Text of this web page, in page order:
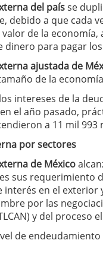
del paísse
debido a que cada
de la
dinero para pagar
ajustada de
de la
intereses de la
el año pasado,
a 11 mil 993
por sectores
de México
sus requerimiento
interés en el
por las
y del proceso
de